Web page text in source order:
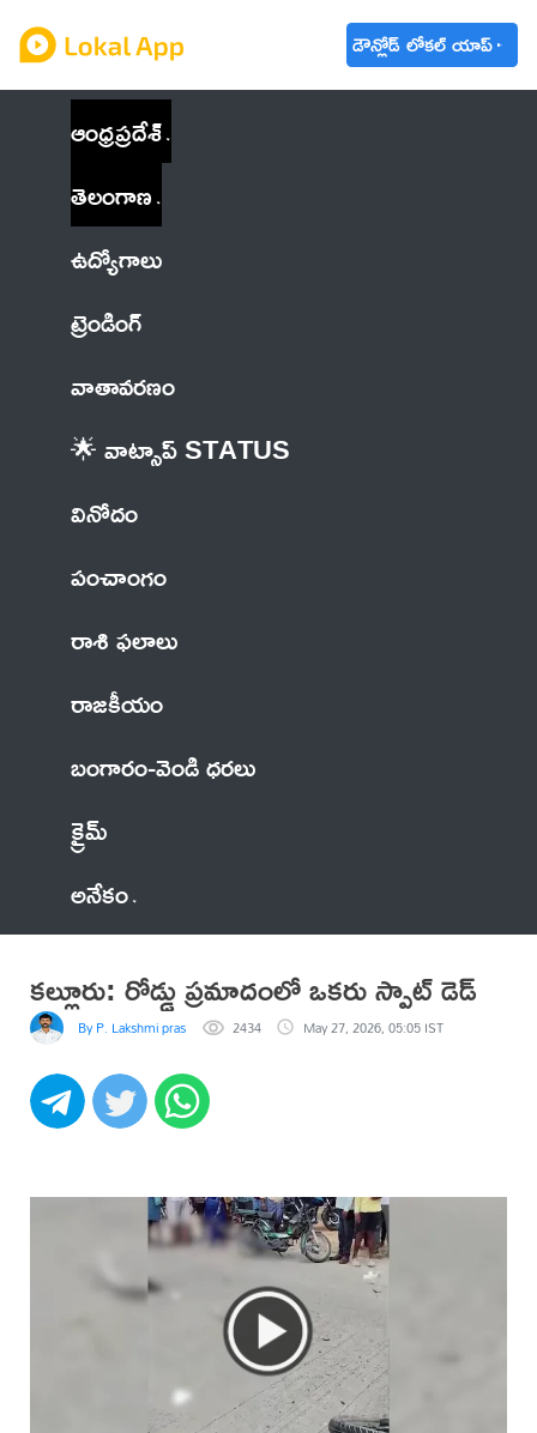
డౌన్లోడ్ లోకల్ యాప్
ఆంధ్రప్రదేశ్
తెలంగాణ
ఉద్యోగాలు
ట్రెండింగ్
వాతావరణం
🌟 వాట్సాప్ STATUS
వినోదం
పంచాంగం
రాశి ఫలాలు
రాజకీయం
బంగారం-వెండి ధరలు
క్రైమ్
అనేకం
కల్లూరు: రోడ్డు ప్రమాదంలో ఒకరు స్పాట్ డెడ్
By P. Lakshmi prasad 2434 May 27, 2026, 05:05 IST